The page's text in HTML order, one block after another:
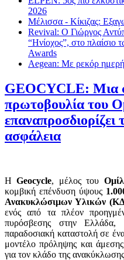
2026
Μέλισσα - Κίκιζας:
Revival: Ο Γιώργος
“Ηνίοχος”, στο
Awards
Aegean: Με ρεκόρ
GEOCYCLE: Μια
πρωτοβουλία του
επαναπροσδιορίζει
ασφάλεια
ΗGeocycle, μέλος του
κομβική επένδυση ύψους
Ανακυκλώσιμων Υλικών
ενός από τα πλέον
πυρόσβεσης στην Ελλάδα,
παραδοσιακή καταστολή σε
μοντέλο πρόληψης και
για τον κλάδο της